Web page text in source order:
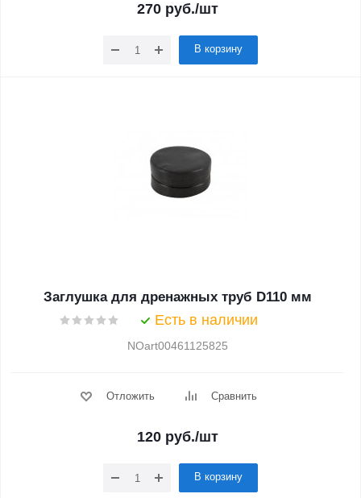
270 руб./шт
В корзину
Заглушка для дренажных труб D110 мм
Есть в наличии
NOart00461125825
Отложить Сравнить
120 руб./шт
В корзину